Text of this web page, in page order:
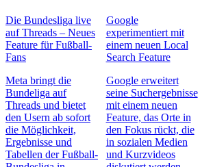
Die Bundesliga live
auf Threads – Neues
Feature für Fußball-
Fans
Meta bringt die
Bundeliga auf
Threads und bietet
den Usern ab sofort
die Möglichkeit,
Ergebnisse und
Tabellen der Fußball-
Google
experimentiert mit
einem neuen Local
Search Feature
Google erweitert
seine Suchergebnisse
mit einem neuen
Feature, das Orte in
den Fokus rückt, die
in sozialen Medien
und Kurzvideos